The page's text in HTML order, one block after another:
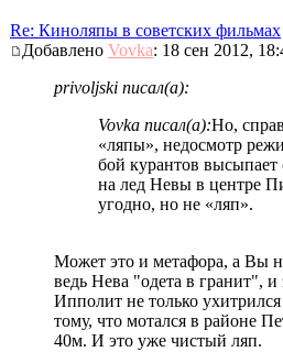
Re: Киноляпы в советских фильмах
Добавлено Vovka: 18 сен 2012,
privoljski писал(а):
Vovka писал(а):Но,
«ляпы», недосмотр
бой курантов
на лед Невы в центре
угодно, но не «ляп».
Может это и метафора, а Вы
ведь Нева "одета в гранит",
Ипполит не только
тому, что мотался в районе
40м. И это уже чистый ляп.